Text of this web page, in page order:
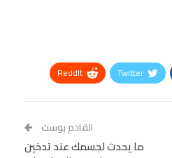
Twitter
ReddIt
StumbleUpon
VK
القادم بوست
ما يحدث لجسمك عند تدخين